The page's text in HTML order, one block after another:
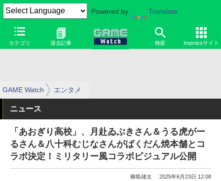
Powered by Translate
カテゴリ 過去記事 検索 Impressサイト
GAME Watch エンタメ
ニュース
「あおぎり高校」、月赴ゐぶきさん＆うる虎がー
るさん＆八十科むじなさんがばくだん焼本舗とコ
ラボ決定！ミリタリー風コラボビジュアル公開
柳島雄太 2025年6月23日 12:08